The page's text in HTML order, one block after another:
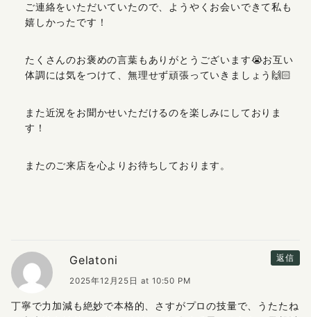
ご連絡をいただいていたので、ようやくお会いできて私も
嬉しかったです！
たくさんのお褒めの言葉もありがとうございます😭お互い
体調には気をつけて、無理せず頑張っていきましょう🙌🏻
また近況をお聞かせいただけるのを楽しみにしておりま
す！
またのご来店を心よりお待ちしております。
返信
Gelatoni
2025年12月25日 at 10:50 PM
丁寧で力加減も絶妙で本格的、さすがプロの技量で、うたたね